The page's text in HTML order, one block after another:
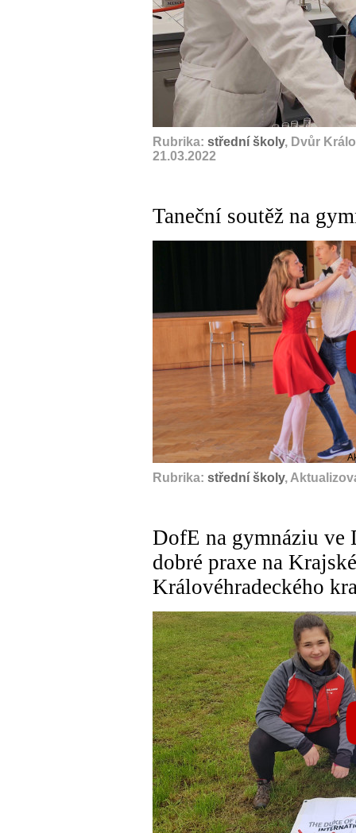
Rubrika: střední školy, Dvůr
21.03.2022
Taneční soutěž na
Rubrika: střední školy,
DofE na gymnáziu
dobré praxe na
Královéhradeckého